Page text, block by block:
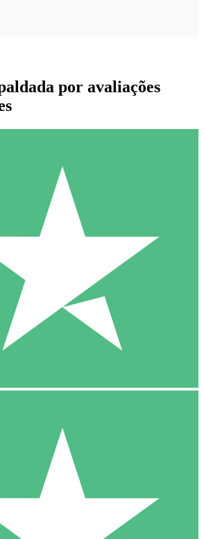
Créditos Individuais
o uso com créditos de download. Sem
1000
10 Downloads
20 00
por avaliações